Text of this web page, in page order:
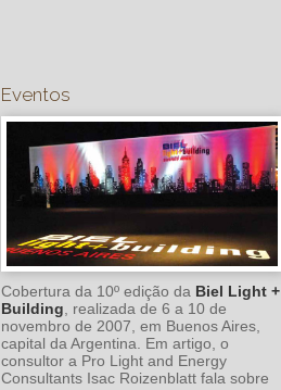
Eventos
Cobertura da 10º edição da Biel Light +
Building , realizada de 6 a 10 de
novembro de 2007, em Buenos Aires,
capital da Argentina. Em artigo, o
consultor a Pro Light and Energy
Consultants Isac Roizenblatt fala sobre